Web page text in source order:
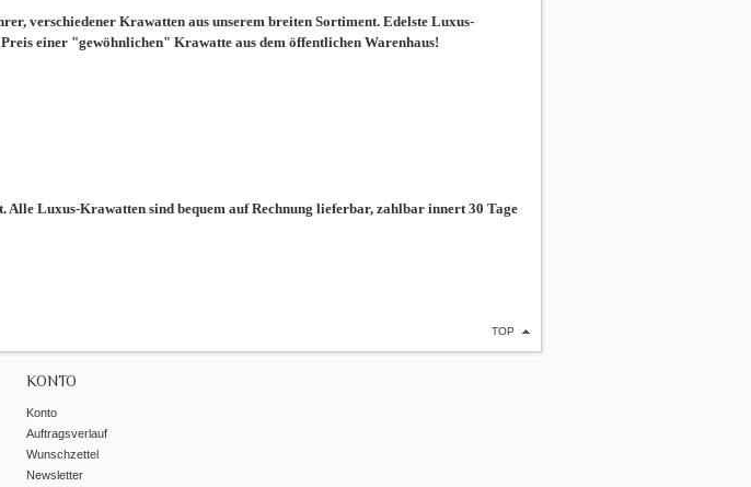
verschiedener Krawatten aus unserem breiten Sortiment. Edelste Luxus-
einer "gewöhnlichen" Krawatte aus dem öffentlichen Warenhaus!
Alle Luxus-Krawatten sind bequem auf Rechnung lieferbar, zahlbar innert 30 Tage
TOP
KONTO
Konto
Auftragsverlauf
Wunschzettel
Newsletter